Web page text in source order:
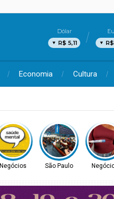
Dólar
R$ 5,11
Economia Cultura
Negócios São Paulo